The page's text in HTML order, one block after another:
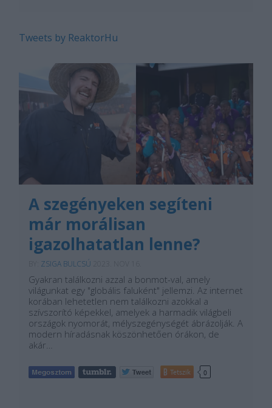
Tweets by ReaktorHu
A szegényeken segíteni
már morálisan
igazolhatatlan lenne?
ZSIGA BULCSÚ
Gyakran találkozni azzal a bonmot-val, amely
világunkat egy "globális faluként" jellemzi. Az internet
korában lehetetlen nem találkozni azokkal a
szívszorító képekkel, amelyek a harmadik világbeli
országok nyomorát, mélyszegénységét ábrázolják. A
modern híradásnak köszönhetően órákon, de
akár…
Tetszik 0